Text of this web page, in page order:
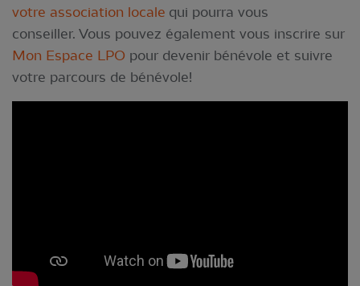
votre association locale qui pourra vous
conseiller. Vous pouvez également vous inscrire sur
Mon Espace LPO pour devenir bénévole et suivre
votre parcours de bénévole!